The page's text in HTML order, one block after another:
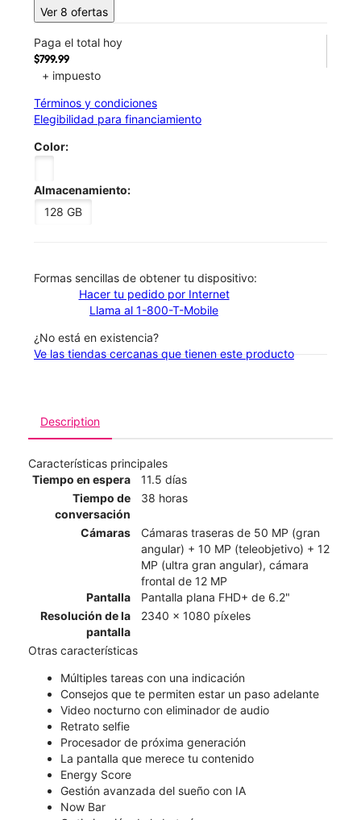
Ver 8 ofertas
Paga el total hoy
$799.99
+ impuesto
Términos y condiciones
Elegibilidad para financiamiento
Color:
Almacenamiento:
128 GB
​​​​​​​Formas sencillas de obtener tu dispositivo:
Hacer tu pedido por Internet
Llama al 1-800-T-Mobile
¿No está en existencia?
Ve las tiendas cercanas que tienen este producto
Description
Características principales
Tiempo en espera
11.5 días
Tiempo de
conversación
38 horas
Cámaras
Cámaras traseras de 50 MP (gran
angular) + 10 MP (teleobjetivo) + 12
MP (ultra gran angular), cámara
frontal de 12 MP
Pantalla
Pantalla plana FHD+ de 6.2"
Resolución de la
pantalla
2340 x 1080 píxeles
Otras características
Múltiples tareas con una indicación
Consejos que te permiten estar un paso adelante
Video nocturno con eliminador de audio
Retrato selfie
Procesador de próxima generación
La pantalla que merece tu contenido
Energy Score
Gestión avanzada del sueño con IA
Now Bar